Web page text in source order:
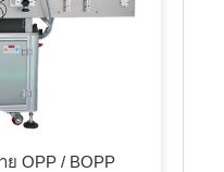
ย OPP / BOPP